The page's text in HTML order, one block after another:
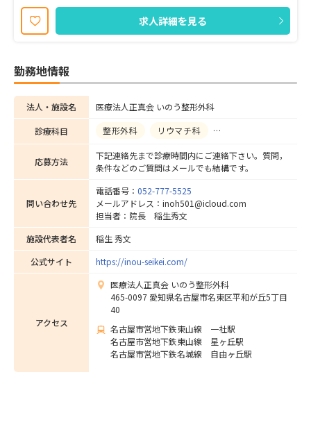
求人詳細を見る
勤務地情報
法人・施設名 医療法人正真会 いのう整形外科
診療科目 整形外科 リウマチ科 リハビリテーション科
応募方法
下記連絡先まで診療時間内にご連絡下さい。質問，
条件などのご質問はメールでも結構です。
問い合わせ先
電話番号： 052-777-5525
メールアドレス：inoh501@icloud.com
担当者：院長 稲生秀文
施設代表者名
稲生 秀文
公式サイト
https://inou-seikei.com/
アクセス
医療法人正真会 いのう整形外科
465-0097 愛知県名古屋市名東区平和が丘5丁目
40
名古屋市営地下鉄東山線 一社駅
名古屋市営地下鉄東山線 星ヶ丘駅
名古屋市営地下鉄名城線 自由ヶ丘駅